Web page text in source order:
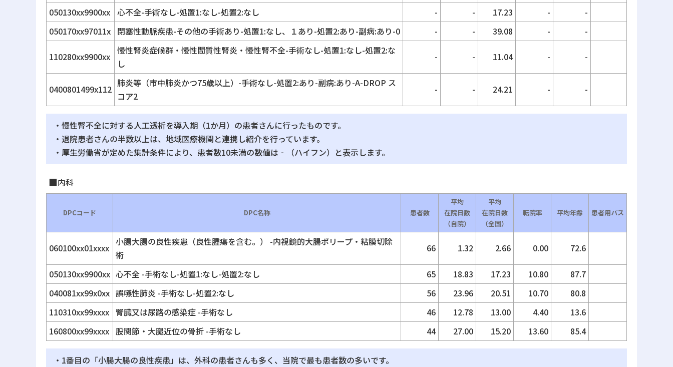
050130xx9900xx 心不全-手術なし-処置1:なし-処置2:なし - - 17.23 -
-
050170xx97011x 閉塞性動脈疾患-その他の手術あり-処置1:なし、１あり-処置2:あり-副病:あり-0 - - 39.08 - -
110280xx9900xx
慢性腎炎症候群・慢性間質性腎炎・慢性腎不全-手術なし-処置1:なし-処置2:な
し
- - 11.04 - -
0400801499x112
肺炎等（市中肺炎かつ75歳以上）-手術なし-処置2:あり-副病:あり-A-DROP ス
コア2
- - 24.21 - -
・慢性腎不全に対する人工透析を導入期（1か月）の患者さんに行ったものです。
・退院患者さんの半数以上は、地域医療機関と連携し紹介を行っています。
・厚生労働省が定めた集計条件により、患者数10未満の数値は‐（ハイフン）と表示します。
内科
DPCコード DPC名称 患者数
平均
在院日数
（自院）
平均
在院日数
（全国）
転院率 平均年齢 患者用パス
060100xx01xxxx
小腸大腸の良性疾患（良性腫瘍を含む。） -内視鏡的大腸ポリープ・粘膜切除
術
66 1.32 2.66 0.00 72.6
050130xx9900xx 心不全 -手術なし-処置1:なし-処置2:なし 65 18.83 17.23 10.80
87.7
040081xx99x0xx 誤嚥性肺炎 -手術なし-処置2:なし 56 23.96 20.51 10.70
80.8
110310xx99xxxx 腎臓又は尿路の感染症 -手術なし 46 12.78 13.00 4.40
13.6
160800xx99xxxx 股関節・大腿近位の骨折 -手術なし 44 27.00 15.20 13.60 85.4
・1番目の「小腸大腸の良性疾患」は、外科の患者さんも多く、当院で最も患者数の多いです。